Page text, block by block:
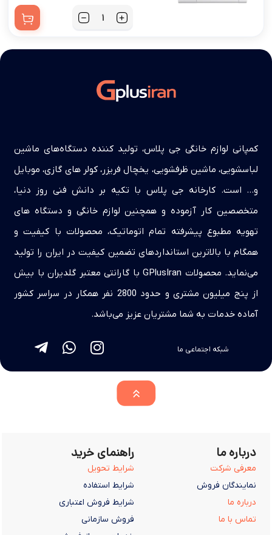
کمپانی لوازم خانگی جی پلاس، تولید کننده دستگاه‌های ماشین
لباسشویی، ماشین ظرفشویی، یخچال فریزر، کولر های گازی، موبایل
و… است. کارخانه جی پلاس با تکیه بر دانش فنی روز دنیا،
متخصصین کار آزموده و همچنین لوازم خانگی و دستگاه های
تهویه مطبوع پیشرفته تمام اتوماتیک، محصولات با کیفیت و
همگام با بالاترین استانداردهای تضمین کیفیت در ایران را تولید
می‌نماید. محصولات GPlusIran با گارانتی معتبر گلدیران با بیش
از پنج میلیون مشتری و حدود 2800 نفر همکار در سراسر کشور
آماده خدمات به شما مشتریان عزیز می‌باشد.
شبکه اجتماعی ما
درباره ما
معرفی شرکت
نمایندگان فروش
درباره ما
تماس با ما
راهنمای خرید
شرایط تحویل
شرایط استفاده
شرایط فروش اعتباری
فروش سازمانی